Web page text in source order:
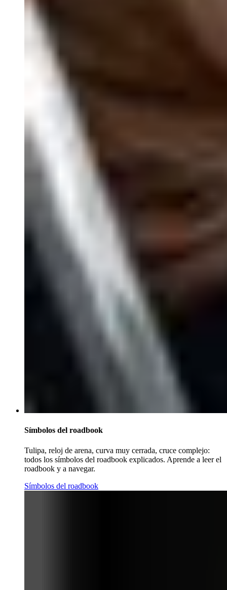
Símbolos del roadbook
Tulipa, reloj de arena, curva muy cerrada, cruce complejo:
todos los símbolos del roadbook explicados. Aprende a leer el
roadbook y a navegar.
Símbolos del roadbook